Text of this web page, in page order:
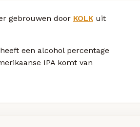
gebrouwen door KOLK uit
heeft een alcohol percentage
IPA komt van